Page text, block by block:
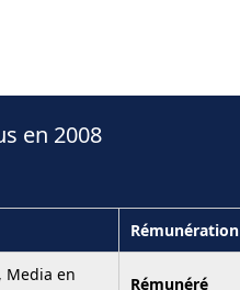
en 2008
Rémunération
Media en
Rémunéré